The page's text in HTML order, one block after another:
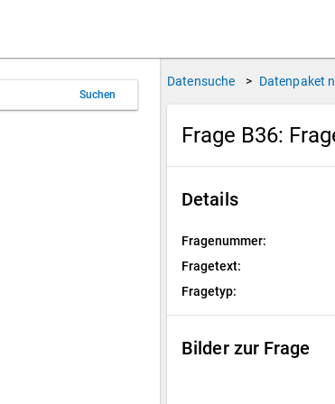
Suchen
Datensuche > Datenpaket
Frage B36:
Details
Fragenummer:
Fragetext:
Fragetyp:
Bilder zur Frage